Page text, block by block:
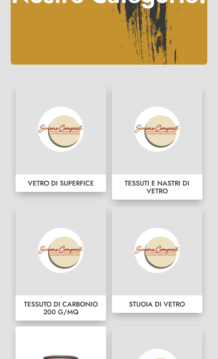
VETRO DI SUPERFICE
TESSUTI E NASTRI DI
VETRO
TESSUTO DI CARBONIO
200 G/MQ
STUOIA DI VETRO